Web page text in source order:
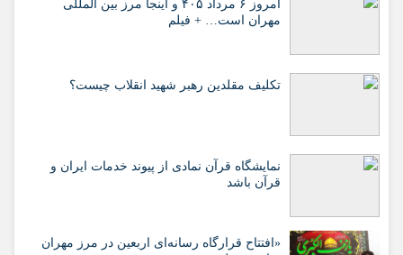
امروز ۶ مرداد ۴۰۵ و اینجا مرز بین المللی
مهران است… + فیلم
تکلیف مقلدین رهبر شهید انقلاب چیست؟
نمایشگاه قرآن نمادی از پیوند خدمات ایران و
قرآن باشد
«افتتاح قرارگاه رسانه‌ای اربعین در مرز مهران